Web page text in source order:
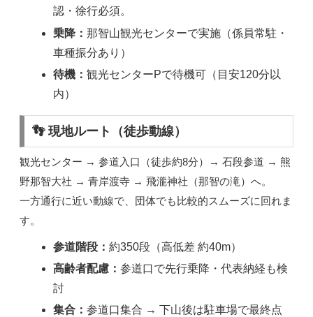
認・徐行必須。
乗降：那智山観光センターで実施（係員常駐・
車種振分あり）
待機：観光センターPで待機可（目安120分以
内）
👣 現地ルート（徒歩動線）
観光センター → 参道入口（徒歩約8分）→ 石段参道 → 熊
野那智大社 → 青岸渡寺 → 飛瀧神社（那智の滝）へ。
一方通行に近い動線で、団体でも比較的スムーズに回れま
す。
参道階段：約350段（高低差 約40m）
高齢者配慮：参道口で先行乗降・代表納経も検
討
集合：参道口集合 → 下山後は駐車場で最終点